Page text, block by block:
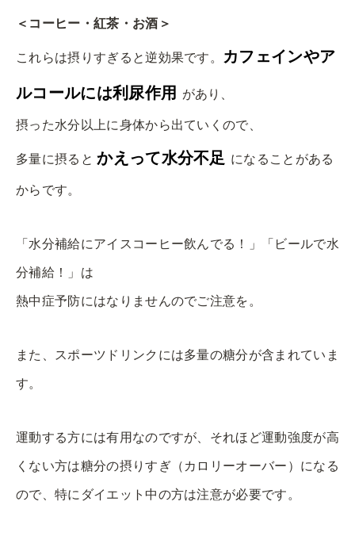
＜コーヒー・紅茶・お酒＞
これらは摂りすぎると逆効果です。 カフェインやア
ルコールには利尿作用 があり、
摂った水分以上に身体から出ていくので、
多量に摂るとかえって水分不足 になることがある
からです。
「水分補給にアイスコーヒー飲んでる！」「ビールで水
分補給！」は
熱中症予防にはなりませんのでご注意を。
また、スポーツドリンクには多量の糖分が含まれていま
す。
運動する方には有用なのですが、それほど運動強度が高
くない方は糖分の摂りすぎ（カロリーオーバー）になる
ので、特にダイエット中の方は注意が必要です。